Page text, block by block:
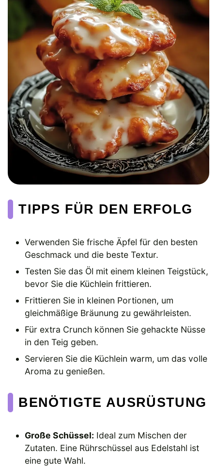
TIPPS FÜR DEN ERFOLG
Verwenden Sie frische Äpfel für den besten
Geschmack und die beste Textur.
Testen Sie das Öl mit einem kleinen Teigstück,
bevor Sie die Küchlein frittieren.
Frittieren Sie in kleinen Portionen, um
gleichmäßige Bräunung zu gewährleisten.
Für extra Crunch können Sie gehackte Nüsse
in den Teig geben.
Servieren Sie die Küchlein warm, um das volle
Aroma zu genießen.
BENÖTIGTE AUSRÜSTUNG
Große Schüssel: Ideal zum Mischen der
Zutaten. Eine Rührschüssel aus Edelstahl ist
eine gute Wahl.